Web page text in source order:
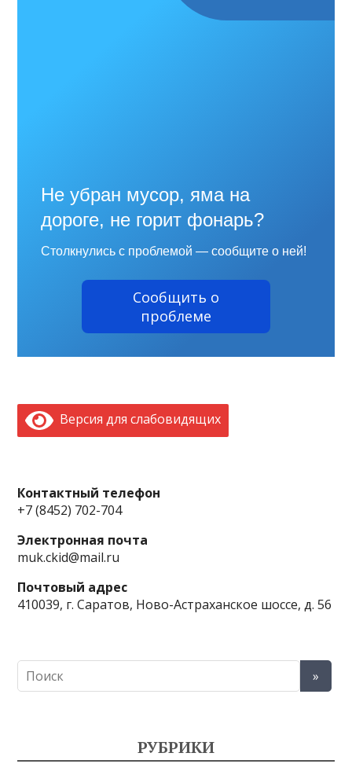
Не убран мусор, яма на
дороге, не горит фонарь?
Столкнулись с проблемой — сообщите о ней!
Сообщить о
проблеме
Версия для слабовидящих
Контактный телефон
+7 (8452) 702-704
Электронная почта
muk.ckid@mail.ru
Почтовый адрес
410039, г. Саратов, Ново-Астраханское шоссе, д. 56
РУБРИКИ